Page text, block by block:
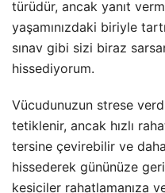
türüdür, ancak yanıt
yaşamınızdaki biriyle
sınav gibi sizi biraz
hissediyorum.
Vücudunuzun strese
tetiklenir, ancak hızlı
tersine çevirebilir ve
hissederek gününüze
kesiciler rahatlamanıza